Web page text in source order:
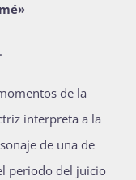
2027-1
de la
interpreta a la
de una de
periodo del juicio